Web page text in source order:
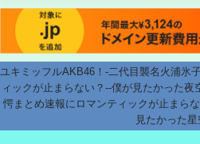
ユキミッフルAKB46！-二代目襲名火浦氷
ィックが止まらない？--僕が見たかった
愕まとめ速報にロマンティックが止まら
見たかった星